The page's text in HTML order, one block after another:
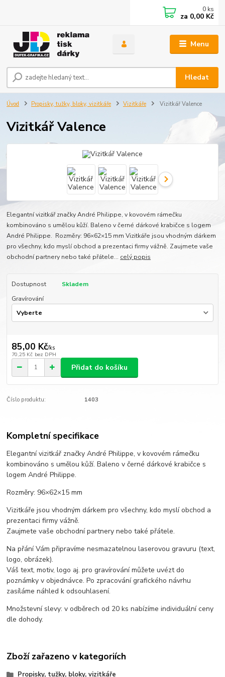
Menu
Hledat
0 ks
za 0,00 Kč
Úvod Propisky, tužky, bloky, vizitkáře Vizitkáře Vizitkář Valence
Vizitkář Valence
Elegantní vizitkář značky André Philippe, v kovovém rámečku
kombinováno s umělou kůží. Baleno v černé dárkové krabičce s logem
André Philippe. Rozměry: 96×62×15 mm Vizitkáře jsou vhodným dárkem
pro všechny, kdo myslí obchod a prezentaci firmy vážně. Zaujmete vaše
obchodní partnery nebo také přátele... celý popis
Dostupnost
Skladem
Gravírování
85,00 Kč/ks
70,25 Kč bez DPH
Přidat do košíku
Číslo produktu: 1403
Kompletní specifikace
Elegantní vizitkář značky André Philippe, v kovovém rámečku
kombinováno s umělou kůží. Baleno v černé dárkové krabičce s
logem André Philippe.
Rozměry: 96×62×15 mm
Vizitkáře jsou vhodným dárkem pro všechny, kdo myslí obchod a
prezentaci firmy vážně.
Zaujmete vaše obchodní partnery nebo také přátele.
Na přání Vám připravíme nesmazatelnou laserovou gravuru (text,
logo, obrázek).
Váš text, motiv, logo aj. pro gravírování můžete uvézt do
poznámky v objednávce. Po zpracování grafického návrhu
zasíláme náhled k odsouhlasení.
Množstevní slevy: v odběrech od 20 ks nabízíme individuální ceny
dle dohody.
Zboží zařazeno v kategoriích
Propisky, tužky, bloky, vizitkáře